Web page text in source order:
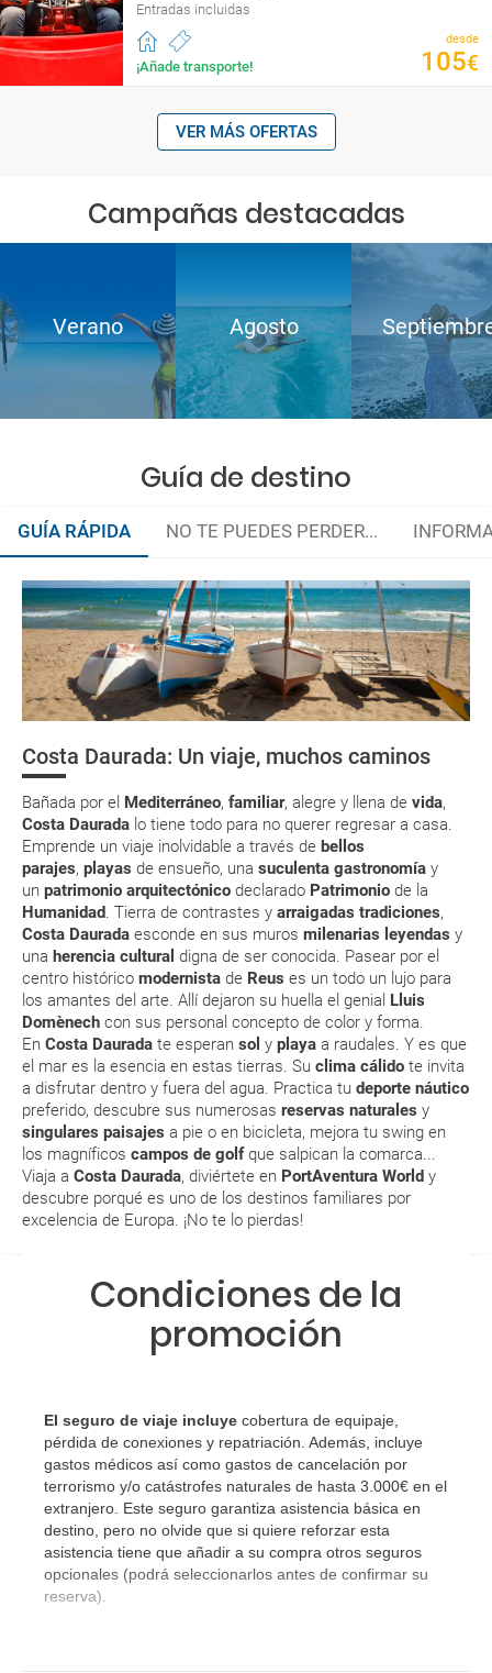
Entradas incluidas
¡Añade transporte!
desde
105€
VER MÁS OFERTAS
Campañas destacadas
Verano Agosto
Guía de destino
GUÍA RÁPIDA NO TE PUEDES PERDER...
Costa Daurada: Un viaje, muchos caminos
Bañada por el Mediterráneo, familiar, alegre y llena de vida,
Costa Daurada lo tiene todo para no querer regresar a casa.
Emprende un viaje inolvidable a través de bellos
parajes, playas de ensueño, una suculenta gastronomía y
un patrimonio arquitectónico declarado Patrimonio de la
Humanidad . Tierra de contrastes y arraigadas tradiciones,
Costa Daurada esconde en sus muros milenarias leyendas y
una herencia cultural digna de ser conocida. Pasear por el
centro histórico modernista de Reus es un todo un lujo para
los amantes del arte. Allí dejaron su huella el genial Lluis
Domènech con sus personal concepto de color y forma.
En Costa Daurada te esperan sol y playa a raudales. Y es que
el mar es la esencia en estas tierras. Su clima cálido te invita
a disfrutar dentro y fuera del agua. Practica tu deporte náutico
preferido, descubre sus numerosas reservas naturales y
singulares paisajes a pie o en bicicleta, mejora tu swing en
los magníficos campos de golfque salpican la comarca...
Viaja a Costa Daurada, diviértete en PortAventura World y
descubre porqué es uno de los destinos familiares por
excelencia de Europa. ¡No te lo pierdas!
Terres de l'Ebre
Monasterio de
Playas de
¿Cuando ir?
El Grand Tour de Cataluña
Documentación
Moneda
Huso Horario
Gastronomía
La documentación de tu reserva te será enviada por mail en el
momento que el pago de la reserva esté realizado completamente.
Respecto a las tarjetas de embarque, casi todas las compañías aéreas
tienen ya todos sus billetes electrónicos por lo que podrás obtenerlas
in por su web.
a que muchas de ellas exigen la presentación de la tarjeta de embarque
(que deberás realizar a través de su web) para que no te carguen un
suplemento extra en el mismo aeropuerto.
En caso de tener que enviarte la documentación de un paquete
vacacional (Caribe, circuitos, tours...) te enviaremos la documentación
de tu reserva alrededor de 10 días antes de salida, la cual deberás
imprimir y llevar contigo en el viaje.
Esta documentación te será requerida en el mostrador de la compañía
aérea a la hora de realizar el check-in el día de la salida.
MODIFICACIÓN ó CANCELACIÓN ¿Puedo anular o
modificar una reserva del viaje? ¿Qué gastos puede
generar una anulación o modificación del viaje?
¿Qué caducidad debe tener mi pasaporte para ir
a...?
RESERVAR ¿Cómo puedo reservar un viaje de
paquete vacacional en la página web?
quedado de pendiente de confirmación ¿Cómo
sabré si se confirma el viaje?
¿Cómo sé si hay plazas disponibles en el viaje que
quiero al hacer mi solicitud de reserva?
Si tengo los traslados incluidos, ¿dónde debo
Condiciones de la
promoción
El seguro de viaje incluye cobertura de equipaje,
pérdida de conexiones y repatriación. Además, incluye
gastos médicos así como gastos de cancelación por
terrorismo y/o catástrofes naturales de hasta 3.000€ en el
extranjero. Este seguro garantiza asistencia básica en
destino, pero no olvide que si quiere reforzar esta
asistencia tiene que añadir a su compra otros seguros
opcionales (podrá seleccionarlos antes de confirmar su
reserva).